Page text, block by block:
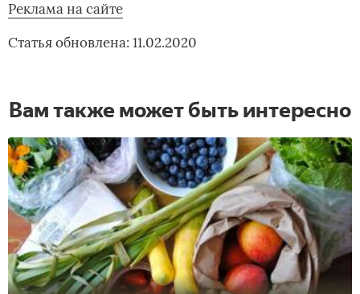
Реклама на сайте
Статья обновлена: 11.02.2020
Вам также может быть интересно